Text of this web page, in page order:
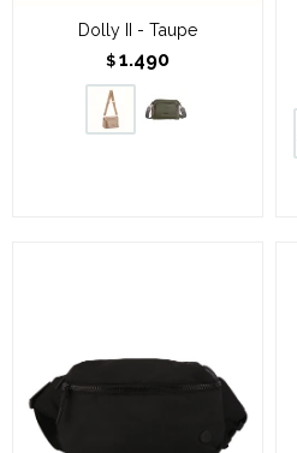
Dolly II - Taupe
$ 1.490